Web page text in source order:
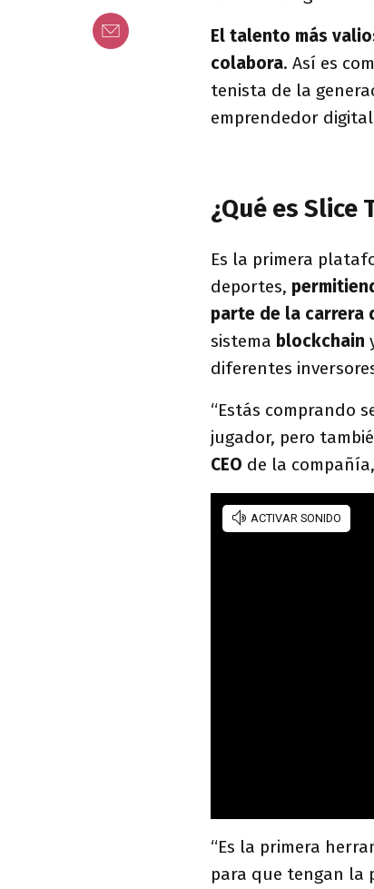
El talento más
colabora. Así es
tenista de la
emprendedor
¿Qué es Slice
Es la primera
deportes,
parte de la carrera
sistema blockchain
diferentes
“Estás comprando
jugador, pero
CEO de la compañía,
“Es la primera
para que tengan la